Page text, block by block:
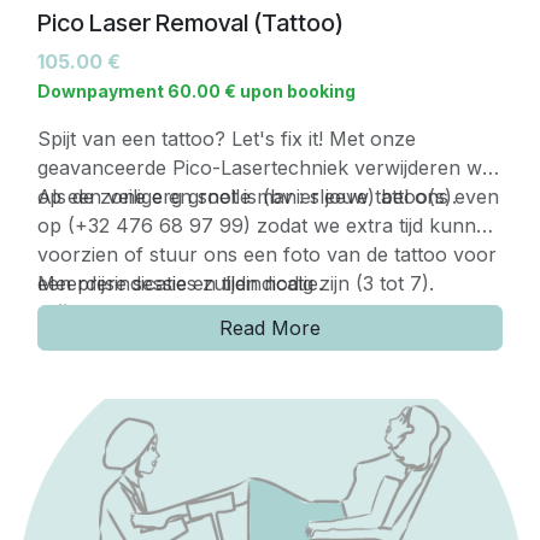
Pico Laser Removal (Tattoo)
105.00 €
Downpayment 60.00 € upon booking
Spijt van een tattoo? Let's fix it! Met onze
geavanceerde Pico-Lasertechniek verwijderen we
op een veilige en snelle manier jouw tattoo(s).
Als de zone erg groot is (bv : sleeve) bel ons even
op (+32 476 68 97 99) zodat we extra tijd kunnen
voorzien of stuur ons een foto van de tattoo voor
een prijsindicatie en tijdindicatie.
Meerdere sessies zullen nodig zijn (3 tot 7).
Prijzen:
Extra kleine tattoo: €100/sessie
Middelgrote tattoo: €250/sessie
Grote tattoo: €300/sessie
Extra grote tattoo: €400/sessie
Super grote tattoo's zoals sleeve/ rug worden
individueel besproken.
Read More